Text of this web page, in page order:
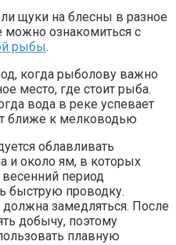
щуки на блесны в разное
можно ознакомиться с
рыбы.
когда рыболову важно
место, где стоит рыба.
вода в реке успевает
ближе к мелководью
облавливать
и около ям, в которых
весенний период
быструю проводку.
должна замедляться. После
добычу, поэтому
плавную